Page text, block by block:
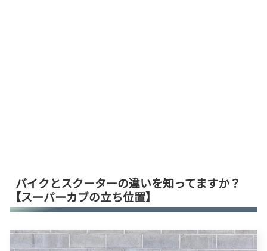
バイクとスクーターの違いを知ってますか？
【スーパーカブの立ち位置】